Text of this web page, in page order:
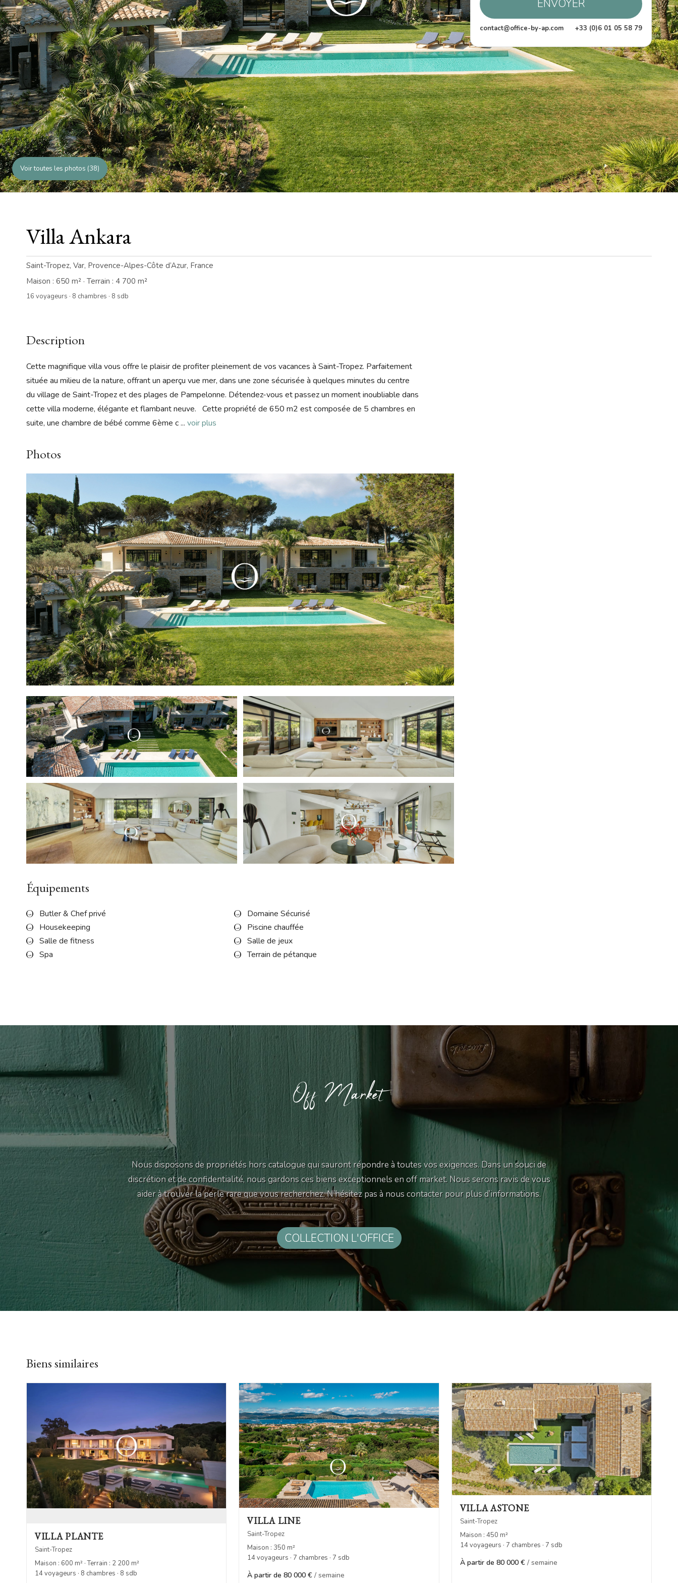
Voir toutes les photos (38)
Villa Ankara
Saint-Tropez, Var, Provence-Alpes-Côte d’Azur, France
Maison : 650 m² · Terrain : 4 700 m²
16 voyageurs · 8 chambres · 8 sdb
Description
Cette magnifique villa vous offre le plaisir de profiter pleinement de vos vacances à Saint-Tropez. Parfaitement
située au milieu de la nature, offrant un aperçu vue mer, dans une zone sécurisée à quelques minutes du centre
du village de Saint-Tropez et des plages de Pampelonne. Détendez-vous et passez un moment inoubliable dans
cette villa moderne, élégante et flambant neuve. Cette propriété de 650 m2 est composée de 5 chambres en
suite, une chambre de bébé comme 6ème c... voir plus
Photos
Équipements
Butler & Chef privé
Domaine Sécurisé
Housekeeping
Piscine chauffée
Salle de fitness
Salle de jeux
Spa
Terrain de pétanque
ENVOYER
contact@office-by-ap.com +33 (0)6 01 05 58 79
Off Market
Nous disposons de propriétés hors catalogue qui sauront répondre à toutes vos exigences. Dans un souci de
discrétion et de confidentialité, nous gardons ces biens exceptionnels en off market. Nous serons ravis de vous
aider à trouver la perle rare que vous recherchez. N’hésitez pas à nous contacter pour plus d’informations.
COLLECTION L'OFFICE
Biens similaires
VILLA PLANTE
Saint-Tropez
Maison : 600 m² · Terrain : 2 200 m²
14 voyageurs · 8 chambres · 8 sdb
VILLA LINE
Saint-Tropez
Maison : 350 m²
14 voyageurs · 7 chambres · 7 sdb
À partir de 80 000 €/ semaine
VILLA ASTONE
Saint-Tropez
Maison : 450 m²
14 voyageurs · 7 chambres · 7 sdb
À partir de 80 000 € / semaine